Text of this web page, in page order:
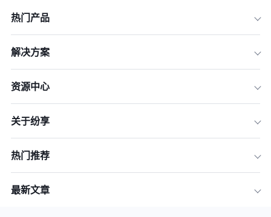
一、2026年快消品系统数字化转型新趋
重高性价比与易操作）
核心测试项
热门产品
解决方案
资源中心
关于纷享
热门推荐
最新文章